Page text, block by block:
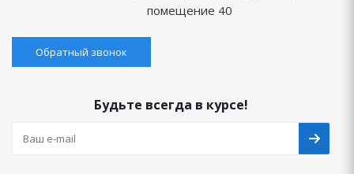
помещение 40
Обратный звонок
Будьте всегда в курсе!